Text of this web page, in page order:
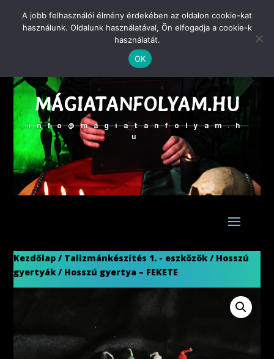
ZAGIBA ZOLTÁN
MÁGUS
MÁGIATANFOLYAM.HU
info@magiatanfolyam.h
u
Kezdőlap / Talizmánkészítés 1. - eszközök / Hosszú
gyertyák / Hosszú gyertya – FEKETE
A jobb felhasználói élmény érdekében az oldalon cookie-kat
használunk. Oldalunk használatával, Ön elfogadja a cookie-k
használatát.
OK